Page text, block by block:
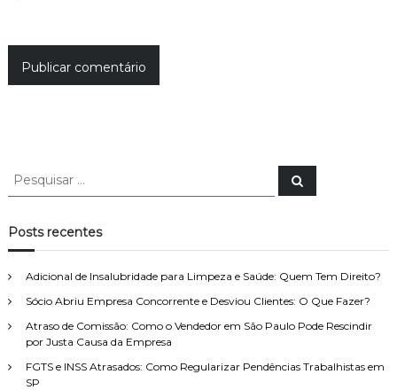
P
q
u
s
a
r
P
e
s
r
Posts recentes
Adicional de Insalubridade para Limpeza e Saúde: Quem Tem Direito?
Sócio Abriu Empresa Concorrente e Desviou Clientes: O Que Fazer?
Atraso de Comissão: Como o Vendedor em São Paulo Pode Rescindir
por Justa Causa da Empresa
FGTS e INSS Atrasados: Como Regularizar Pendências Trabalhistas em
SP